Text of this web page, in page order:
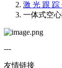
激 光 跟 踪
一体式空
---
友情链接